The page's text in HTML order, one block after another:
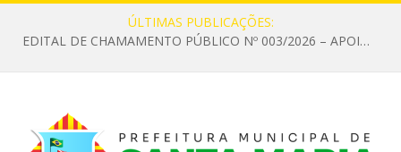
ÚLTIMAS PUBLICAÇÕES:
EDITAL DE CHAMAMENTO PÚBLICO Nº 003/2026 – APOIO À INFRAESTRUTURA CULTURAL